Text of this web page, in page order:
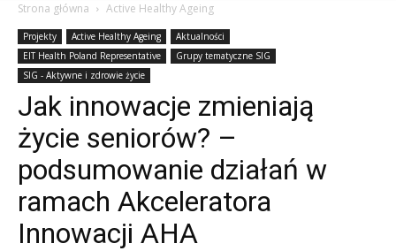
Strona główna Active Healthy Ageing
Projekty Active Healthy Ageing
Aktualności
EIT Health Poland Representative
Grupy tematyczne SIG
SIG - Aktywne i zdrowie życie
Jak innowacje zmieniają
życie seniorów? –
podsumowanie działań w
ramach Akceleratora
Innowacji AHA